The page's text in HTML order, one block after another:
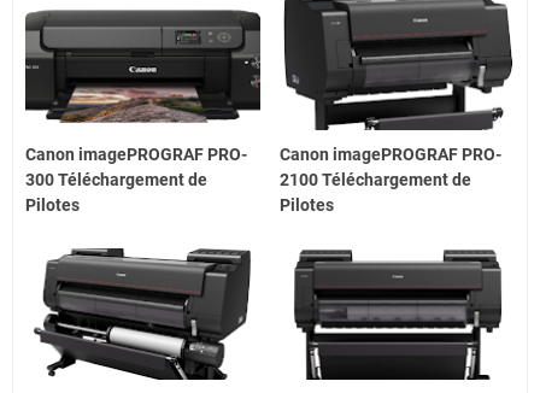
Canon imagePROGRAF PRO-
300 Téléchargement de
Pilotes
Canon imagePROGRAF PRO-
2100 Téléchargement de
Pilotes